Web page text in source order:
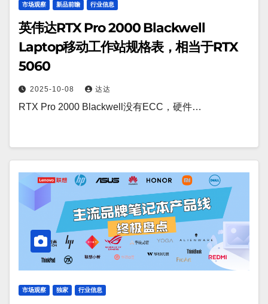
市场观察 新品前瞻 行业信息
英伟达RTX Pro 2000 Blackwell
Laptop移动工作站规格表，相当于RTX
5060
2025-10-08 达达
RTX Pro 2000 Blackwell没有ECC，硬件…
市场观察 独家 行业信息